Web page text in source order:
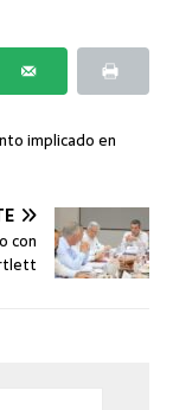
implicado en
con